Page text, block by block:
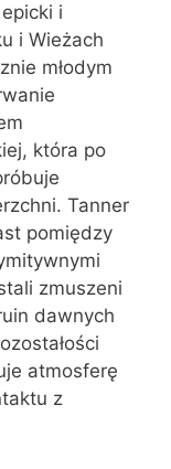
i
i Wieżach
młodym
która po
Tanner
pomiędzy
zmuszeni
dawnych
atmosferę
z